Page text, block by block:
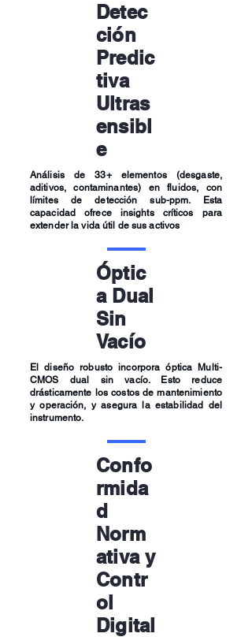
Detec
ción
Predic
tiva
Ultras
ensibl
e
Análisis de 33+ elementos (desgaste,
aditivos, contaminantes) en fluidos, con
límites de detección sub-ppm. Esta
capacidad ofrece insights críticos para
extender la vida útil de sus activos
Óptic
a Dual
Sin
Vacío
El diseño robusto incorpora óptica Multi-
CMOS dual sin vacío. Esto reduce
drásticamente los costos de mantenimiento
y operación, y asegura la estabilidad del
instrumento.
Confo
rmida
d
Norm
ativa y
Contr
ol
Digital